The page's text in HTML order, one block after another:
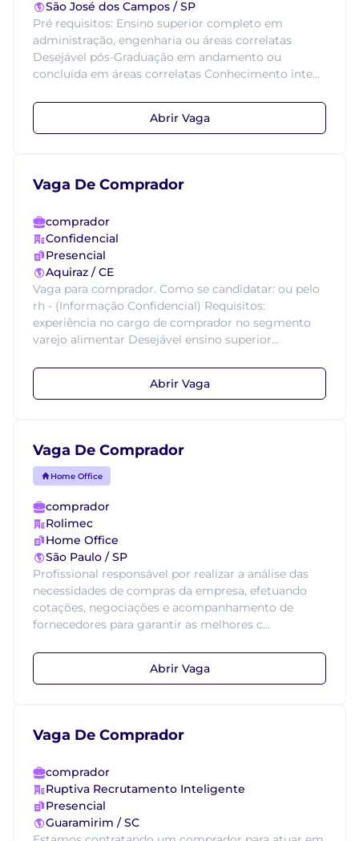
São José dos Campos / SP
Pré requisitos: Ensino superior completo em
administração, engenharia ou áreas correlatas
Desejável pós-Graduação em andamento ou
concluída em áreas correlatas Conhecimento inte...
Abrir Vaga
Vaga De Comprador
comprador
Confidencial
Presencial
Aquiraz / CE
Vaga para comprador. Como se candidatar: ou pelo
rh - (Informação Confidencial) Requisitos:
experiência no cargo de comprador no segmento
varejo alimentar Desejável ensino superior...
Abrir Vaga
Vaga De Comprador
Home Office
comprador
Rolimec
Home Office
São Paulo / SP
Profissional responsável por realizar a análise das
necessidades de compras da empresa, efetuando
cotações, negociações e acompanhamento de
fornecedores para garantir as melhores c...
Abrir Vaga
Vaga De Comprador
comprador
Ruptiva Recrutamento Inteligente
Presencial
Guaramirim / SC